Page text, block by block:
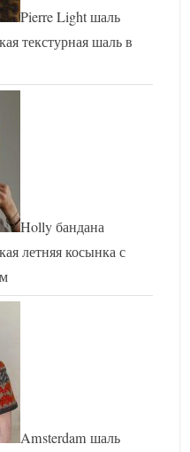
Pierre Light шаль
текстурная шаль в
Holly бандана
летняя косынка с
Amsterdam шаль